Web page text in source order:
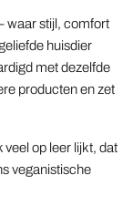
waar stijl, comfort
huisdier
met dezelfde
producten en zet
op leer lijkt, dat
veganistische